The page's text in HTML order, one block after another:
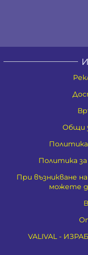
Общи
Политика за
При възникване
можете
VALIVAL -